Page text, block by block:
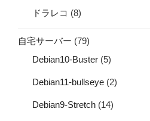
ドラレコ (8)
自宅サーバー (79)
Debian10-Buster (5)
Debian11-bullseye (2)
Debian9-Stretch (14)